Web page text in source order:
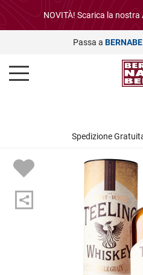
NOVITÀ! Scarica la nostra
Passa a
Spedizione